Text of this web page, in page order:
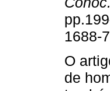
1688-
O
de